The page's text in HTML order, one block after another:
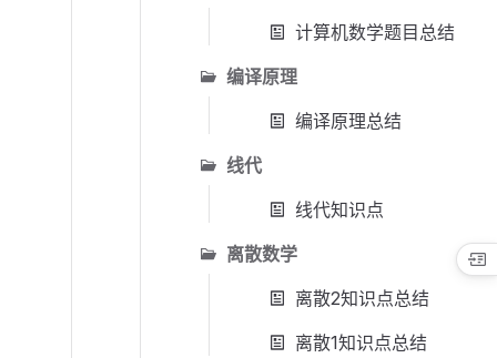
计算机数学题目总结
编译原理
编译原理总结
线代
线代知识点
离散数学
离散2知识点总结
离散1知识点总结